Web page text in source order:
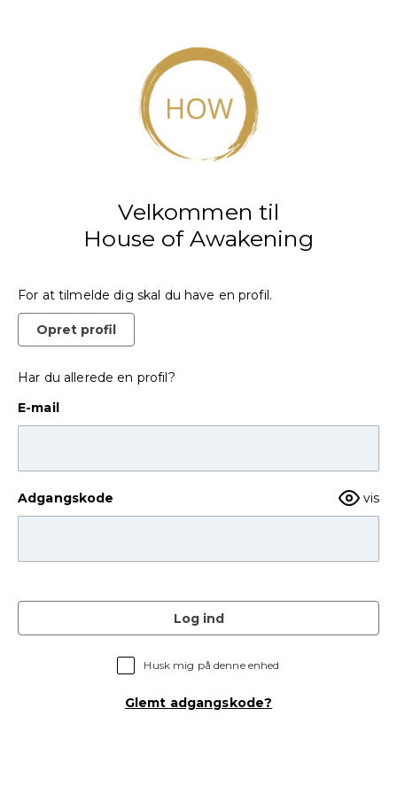
Velkommen til
House of Awakening
For at tilmelde dig skal du have en profil.
Opret profil
Har du allerede en profil?
E-mail
Adgangskode vis
Log ind
Husk mig på denne enhed
Glemt adgangskode?